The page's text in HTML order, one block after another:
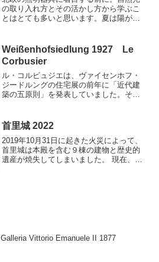
の取り入れ方とその活かし方から学ぶこ
とはとても多いと思います。夏は陽が沈
く、薄暗い日が続きます。 逆に夏になる
と昼間の時間が大幅...
Weißenhofsiedlung 1927 Le
Corbusier
ル・コルビュジエは、ヴァイセンホフ・
ジードルングの住宅展の前年に「近代建
築の五原則」を発表していました。その
す。ル・コルビュジエの「ヴァイセンホ
フ・ジードルングの住宅」...
首里城 2022
2019年10月31日に起きた火災によって、
首里城は本殿を含む９棟の建物と歴史的
遺産が焼失してしまいました。 現在、首
Galleria Vittorio Emanuele II 1877